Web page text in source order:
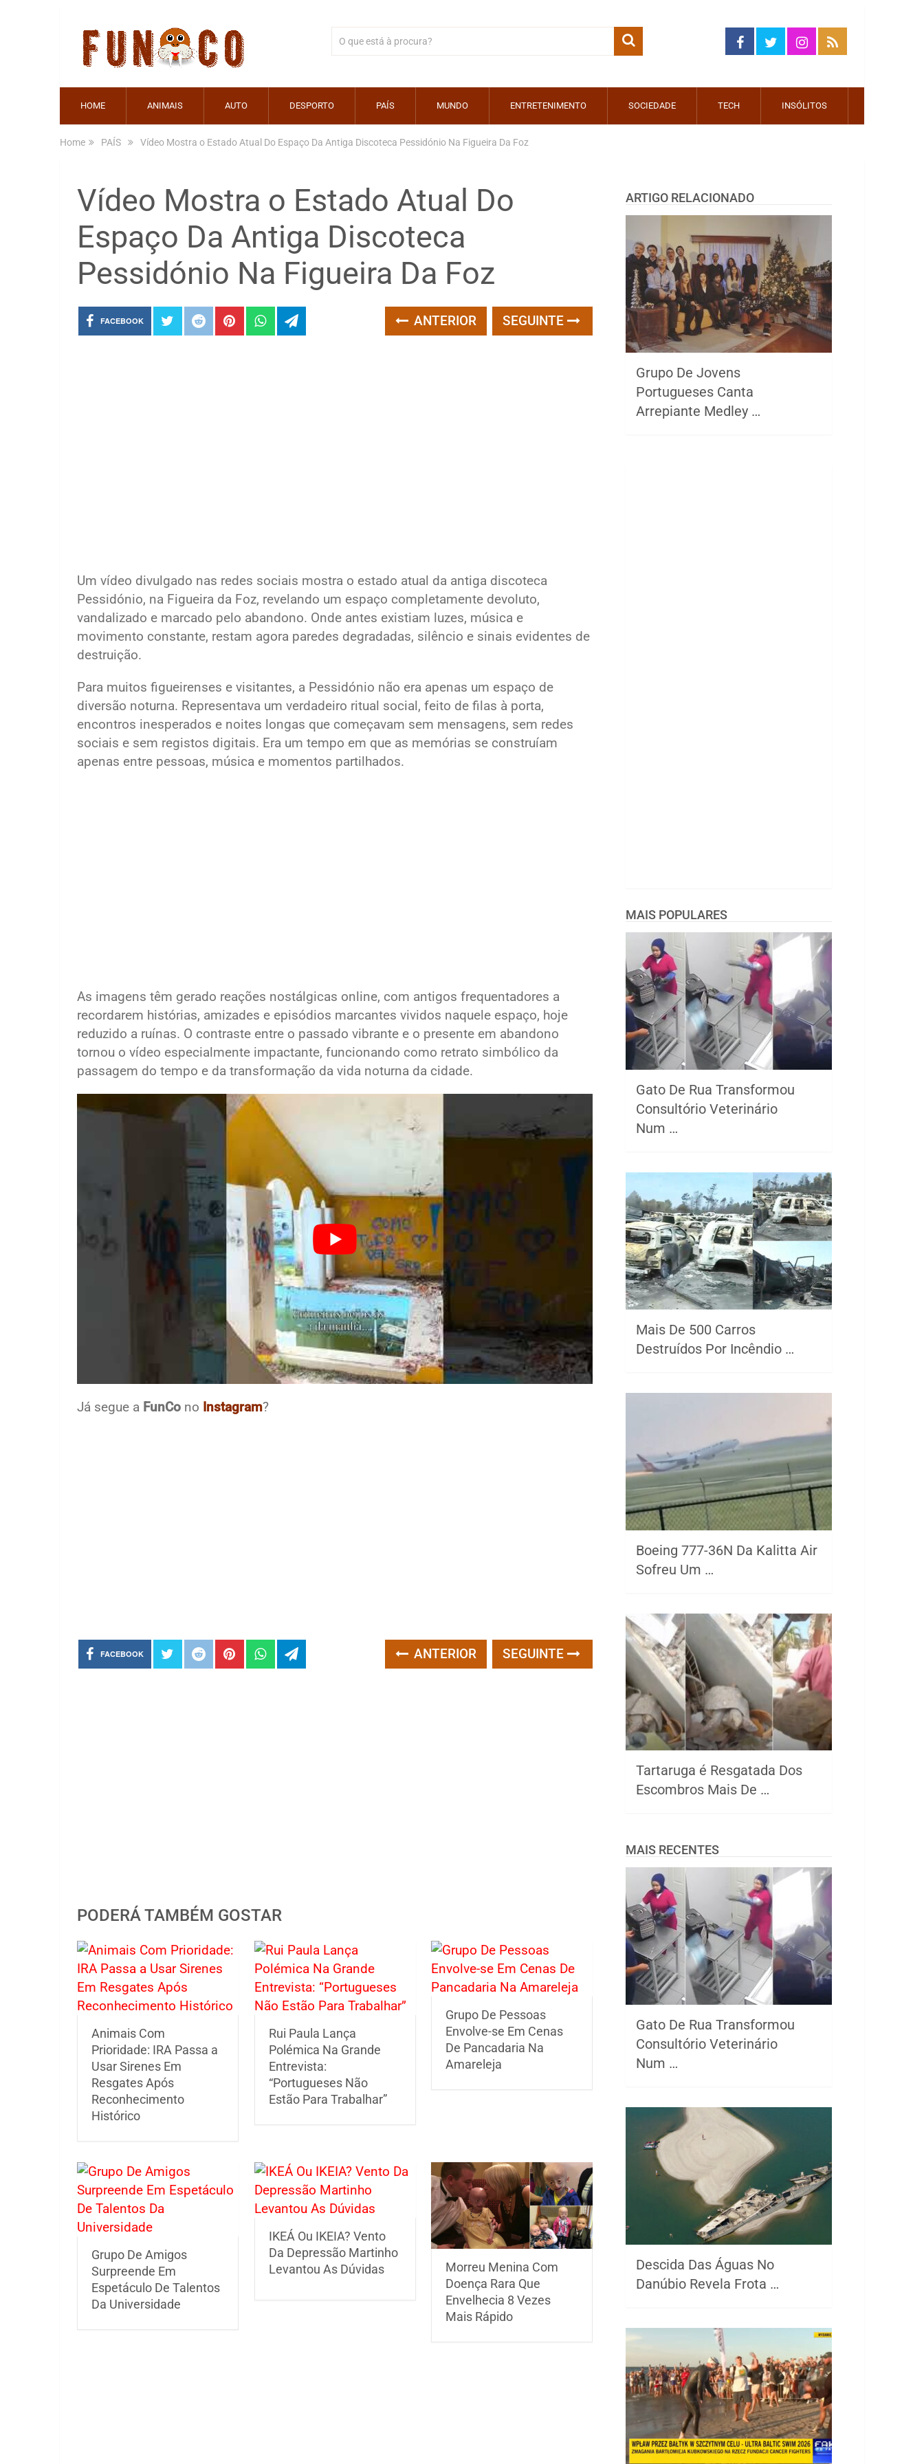
HOME ANIMAIS AUTO DESPORTO PAÍS MUNDO ENTRETENIMENTO SOCIEDADE TECH INSÓLITOS
Home PAÍS Vídeo Mostra o Estado Atual Do Espaço Da Antiga Discoteca Pessidónio Na Figueira Da Foz
Vídeo Mostra o Estado Atual Do
Espaço Da Antiga Discoteca
Pessidónio Na Figueira Da Foz
FACEBOOK ANTERIOR SEGUINTE
Um vídeo divulgado nas redes sociais mostra o estado atual da antiga discoteca
Pessidónio, na Figueira da Foz, revelando um espaço completamente devoluto,
vandalizado e marcado pelo abandono. Onde antes existiam luzes, música e
movimento constante, restam agora paredes degradadas, silêncio e sinais evidentes de
destruição.
Para muitos figueirenses e visitantes, a Pessidónio não era apenas um espaço de
diversão noturna. Representava um verdadeiro ritual social, feito de filas à porta,
encontros inesperados e noites longas que começavam sem mensagens, sem redes
sociais e sem registos digitais. Era um tempo em que as memórias se construíam
apenas entre pessoas, música e momentos partilhados.
As imagens têm gerado reações nostálgicas online, com antigos frequentadores a
recordarem histórias, amizades e episódios marcantes vividos naquele espaço, hoje
reduzido a ruínas. O contraste entre o passado vibrante e o presente em abandono
tornou o vídeo especialmente impactante, funcionando como retrato simbólico da
passagem do tempo e da transformação da vida noturna da cidade.
Já segue a FunCo no Instagram?
FACEBOOK ANTERIOR SEGUINTE
PODERÁ TAMBÉM GOSTAR
Animais Com
Prioridade: IRA Passa a
Usar Sirenes Em
Resgates Após
Reconhecimento
Histórico
Rui Paula Lança
Polémica Na Grande
Entrevista:
“Portugueses Não
Estão Para Trabalhar”
Grupo De Pessoas
Envolve-se Em Cenas
De Pancadaria Na
Amareleja
Grupo De Amigos
Surpreende Em
Espetáculo De Talentos
Da Universidade
IKEÁ Ou IKEIA? Vento
Da Depressão Martinho
Levantou As Dúvidas
Morreu Menina Com
Doença Rara Que
Envelhecia 8 Vezes
Mais Rápido
ARTIGO RELACIONADO
Grupo De Jovens
Portugueses Canta
Arrepiante Medley …
MAIS POPULARES
Gato De Rua Transformou
Consultório Veterinário
Num …
Mais De 500 Carros
Destruídos Por Incêndio …
Boeing 777-36N Da Kalitta Air
Sofreu Um …
Tartaruga é Resgatada Dos
Escombros Mais De …
MAIS RECENTES
Gato De Rua Transformou
Consultório Veterinário
Num …
Descida Das Águas No
Danúbio Revela Frota …